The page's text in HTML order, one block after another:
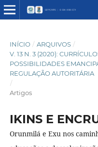
INÍCIO / ARQUIVOS /
V. 13 N. 3 (2020):
POSSIBILIDADES
REGULAÇÃO AUTORITÁRIA
/
Artigos
IKINS E
Orunmilá e Exu nos